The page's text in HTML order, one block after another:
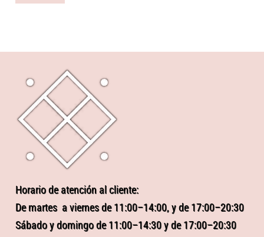
Horario de atención al cliente:
De martes a viernes de 11:00–14:00, y de 17:00–20:30
Sábado y domingo de 11:00–14:30 y de 17:00–20:30